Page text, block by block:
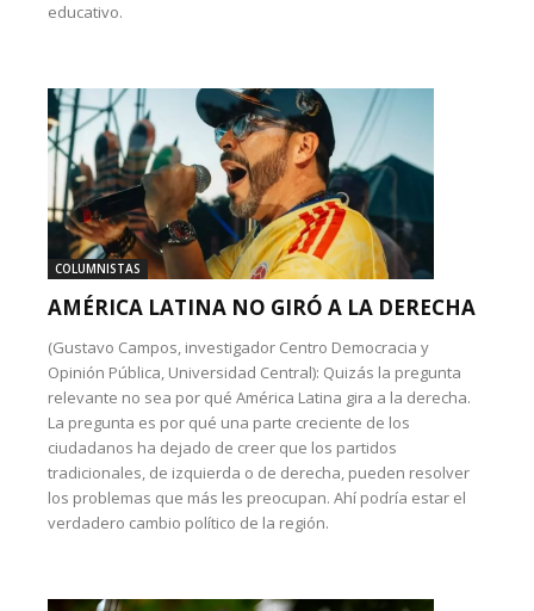
educativo.
COLUMNISTAS
AMÉRICA LATINA NO GIRÓ A LA DERECHA
(Gustavo Campos, investigador Centro Democracia y
Opinión Pública, Universidad Central): Quizás la pregunta
relevante no sea por qué América Latina gira a la derecha.
La pregunta es por qué una parte creciente de los
ciudadanos ha dejado de creer que los partidos
tradicionales, de izquierda o de derecha, pueden resolver
los problemas que más les preocupan. Ahí podría estar el
verdadero cambio político de la región.